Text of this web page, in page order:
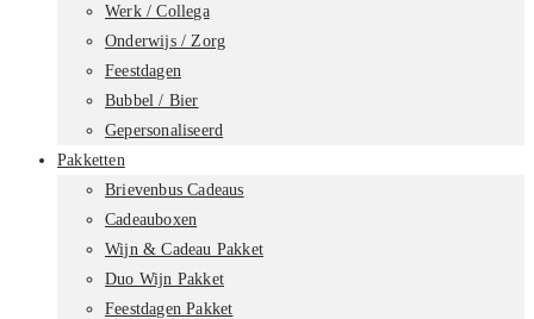
Werk / Collega
Onderwijs / Zorg
Feestdagen
Bubbel / Bier
Gepersonaliseerd
Pakketten
Brievenbus Cadeaus
Cadeauboxen
Wijn & Cadeau Pakket
Duo Wijn Pakket
Feestdagen Pakket